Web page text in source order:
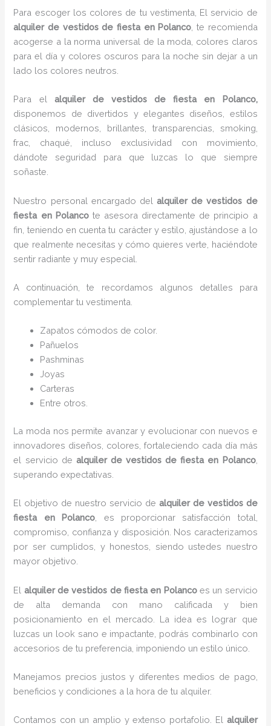
Para escoger los colores de tu vestimenta, El servicio de
alquiler de vestidos de fiesta en Polanco , te recomienda
acogerse a la norma universal de la moda, colores claros
para el día y colores oscuros para la noche sin dejar a un
lado los colores neutros.
Para el alquiler de vestidos de fiesta
en Polanco,
disponemos de divertidos y elegantes diseños, estilos
clásicos, modernos, brillantes, transparencias, smoking,
frac, chaqué, incluso exclusividad con movimiento,
dándote seguridad para que luzcas lo que siempre
soñaste.
Nuestro personal encargado delalquiler de vestidos de
fiesta en Polancote asesora directamente de principio a
fin, teniendo en cuenta tu carácter y estilo, ajustándose a lo
que realmente necesitas y cómo quieres verte, haciéndote
sentir radiante y muy especial.
A continuación, te recordamos algunos detalles para
complementar tu vestimenta.
Zapatos cómodos de color.
Pañuelos
Pashminas
Joyas
Carteras
Entre otros.
La moda nos permite avanzar y evolucionar con nuevos e
innovadores diseños, colores, fortaleciendo cada día más
el servicio de alquiler de vestidos de fiesta en Polanco,
superando expectativas.
El objetivo de nuestro servicio de alquiler de vestidos de
fiesta en Polanco, es proporcionar satisfacción total,
compromiso, confianza y disposición. Nos caracterizamos
por ser cumplidos, y honestos, siendo ustedes nuestro
mayor objetivo.
El alquiler de vestidos de fiesta en Polanco es un servicio
de alta demanda con mano calificada y bien
posicionamiento en el mercado. La idea es lograr que
luzcas un look sano e impactante, podrás combinarlo con
accesorios de tu preferencia, imponiendo un estilo único.
Manejamos precios justos y diferentes medios de pago,
beneficios y condiciones a la hora de tu alquiler.
Contamos con un amplio y extenso portafolio. El alquiler